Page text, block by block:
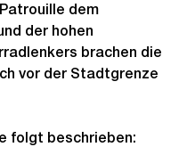
dem
der hohen
brachen die
vor der Stadtgrenze
folgt beschrieben: